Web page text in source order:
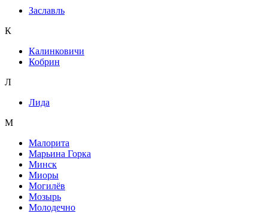
Заславль
К
Калинковичи
Кобрин
Л
Лида
М
Малорита
Марьина Горка
Минск
Миоры
Могилёв
Мозырь
Молодечно